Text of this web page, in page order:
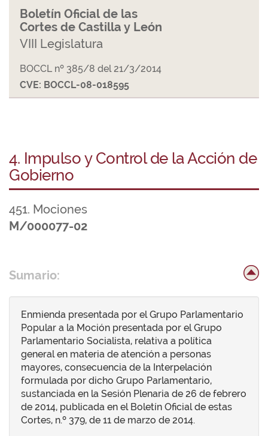
Boletín Oficial de las
Cortes de Castilla y León
VIII Legislatura
BOCCL nº 385/8 del 21/3/2014
CVE: BOCCL-08-018595
4. Impulso y Control de la Acción de
Gobierno
451. Mociones
M/000077-02
Sumario:
Enmienda presentada por el Grupo Parlamentario
Popular a la Moción presentada por el Grupo
Parlamentario Socialista, relativa a política
general en materia de atención a personas
mayores, consecuencia de la Interpelación
formulada por dicho Grupo Parlamentario,
sustanciada en la Sesión Plenaria de 26 de febrero
de 2014, publicada en el Boletín Oficial de estas
Cortes, n.º 379, de 11 de marzo de 2014.